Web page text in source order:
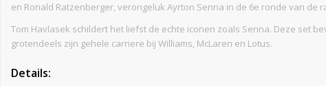
en Ronald Ratzenberger, verongeluk Ayrton Senna in de 6e ronde van de
Tom Havlasek schildert het liefst de echte iconen zoals Senna. Deze set
grotendeels zijn gehele carriere bij Williams, McLaren en Lotus.
Details: